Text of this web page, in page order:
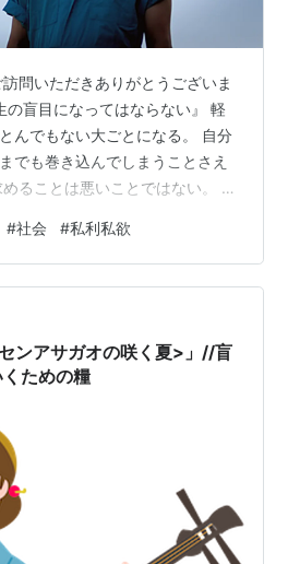
問いただきありがとうございま
の盲目になってはならない』 軽
んでもない大ごとになる。 自分
でも巻き込んでしまうことさえ
ることは悪いことではない。 し
。 自由と身勝手は違う。 後ろめ
自問自答をしてみる。 間違って
のために人生に盲目になっては
や勲章に溺れてはいけない。 う
かと言って卑屈な人間になっても
る…
#社会 #私利私欲
ンアサガオの咲く夏>」//盲
ための糧